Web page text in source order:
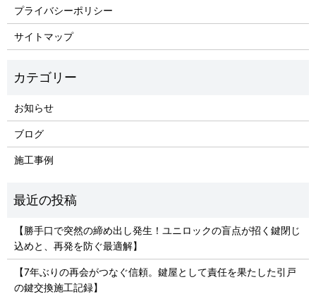
プライバシーポリシー
サイトマップ
お知らせ
ブログ
施工事例
【勝手口で突然の締め出し発生！ユニロックの盲点が招く鍵閉じ
込めと、再発を防ぐ最適解】
【7年ぶりの再会がつなぐ信頼。鍵屋として責任を果たした引戸
の鍵交換施工記録】